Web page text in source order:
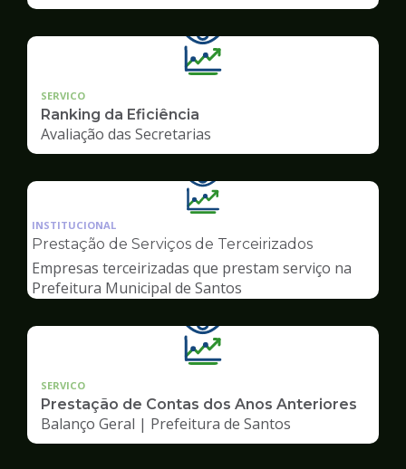
SERVICO
Ranking da Eficiência
Avaliação das Secretarias
Ilustração
da
pagina
Transparência
INSTITUCIONAL
Prestação de Serviços de Terceirizados
Empresas terceirizadas que prestam serviço na
Prefeitura Municipal de Santos
SERVICO
Prestação de Contas dos Anos Anteriores
Balanço Geral | Prefeitura de Santos